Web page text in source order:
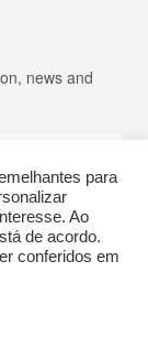
news and
by MoxCreative
Policy
para
Ao
de acordo.
conferidos em